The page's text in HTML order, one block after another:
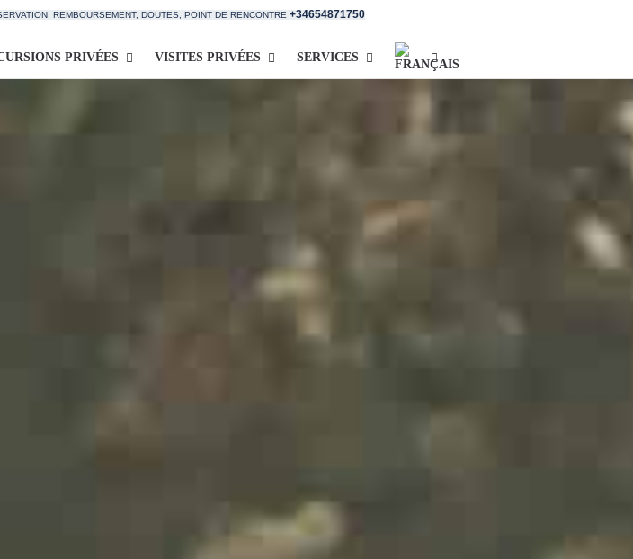
REMBOURSEMENT, DOUTES, POINT DE RENCONTRE +34654871750
PRIVÉES VISITES PRIVÉES SERVICES